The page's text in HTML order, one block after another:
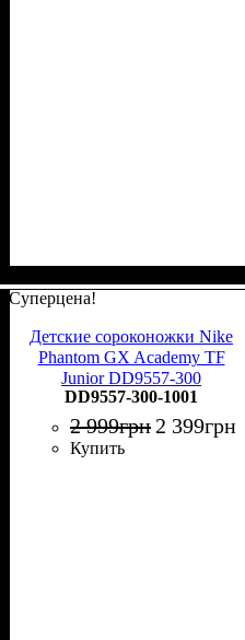
Суперцена!
Детские сороконожки Nike
Phantom GX Academy TF
Junior DD9557-300
DD9557-300-1001
2 999грн 2 399грн
Купить